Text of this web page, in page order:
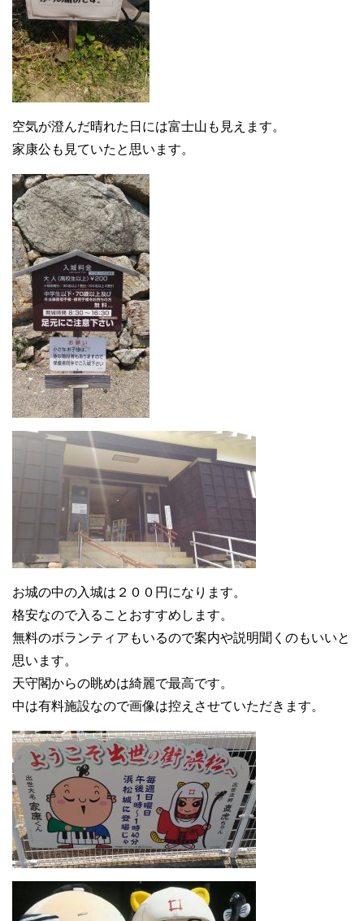
空気が澄んだ晴れた日には富士山も見えます。
家康公も見ていたと思います。
お城の中の入城は２００円になります。
格安なので入ることおすすめします。
無料のボランティアもいるので案内や説明聞くのもいいと
思います。
天守閣からの眺めは綺麗で最高です。
中は有料施設なので画像は控えさせていただきます。